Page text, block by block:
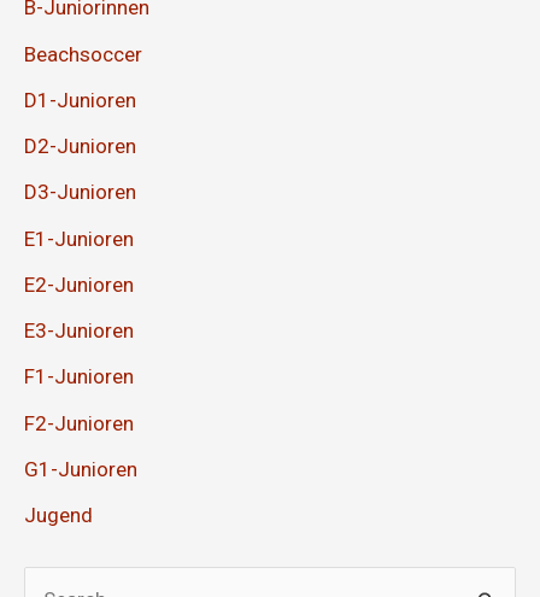
B-Juniorinnen
Beachsoccer
D1-Junioren
D2-Junioren
D3-Junioren
E1-Junioren
E2-Junioren
E3-Junioren
F1-Junioren
F2-Junioren
G1-Junioren
Jugend